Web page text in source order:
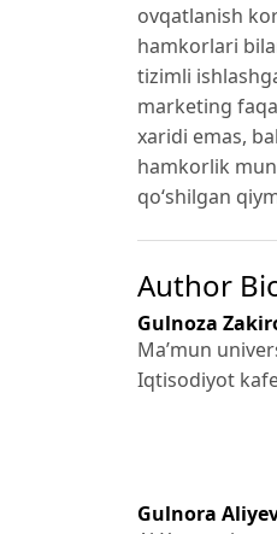
ovqatlanish
hamkorlari
tizimli
marketing
xaridi emas,
hamkorlik
qo‘shilgan
Author
Gulnoza
Ma’mun
Iqtisodiyot
Gulnora